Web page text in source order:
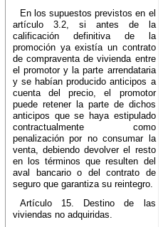
En los supuestos previstos en el
artículo 3.2, si antes de la
calificación definitiva de la
promoción ya existía un contrato
de compraventa de vivienda entre
el promotor y la parte arrendataria
y se habían producido anticipos a
cuenta del precio, el promotor
puede retener la parte de dichos
anticipos que se haya estipulado
contractualmente como
penalización por no consumar la
venta, debiendo devolver el resto
en los términos que resulten del
aval bancario o del contrato de
seguro que garantiza su reintegro.
Artículo 15. Destino de las
viviendas no adquiridas.